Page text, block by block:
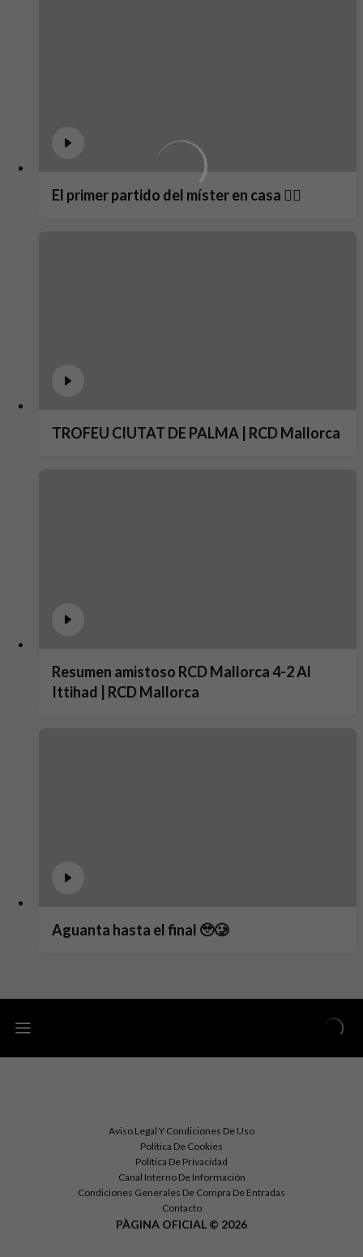
El primer partido del míster en casa ❤️‍🔥
TROFEU CIUTAT DE PALMA | RCD Mallorca
Resumen amistoso RCD Mallorca 4-2 Al
Ittihad | RCD Mallorca
Aguanta hasta el final 🥹🥲
Aviso Legal Y Condiciones De Uso
Política De Cookies
Política De Privacidad
Canal Interno De Información
Condiciones Generales De Compra De Entradas
Contacto
PÀGINA OFICIAL © 2026